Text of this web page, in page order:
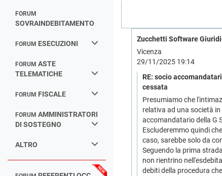
FORUM
SOVRAINDEBITAMENTO
FORUM ESECUZIONI
FORUM ASTE
TELEMATICHE
FORUM FISCALE
FORUM AMMINISTRATORI
DI SOSTEGNO
ALTRO
Zucchetti Software
Vicenza
29/11/2025 19:14
RE: socio
cessata
Presumiamo che
relativa ad una società
accomandatario della G
Escluderemmo quindi
caso, sarebbe solo da
Seguendo la prima
non rientrino
debiti della procedura